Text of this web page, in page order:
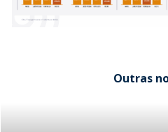
Outras